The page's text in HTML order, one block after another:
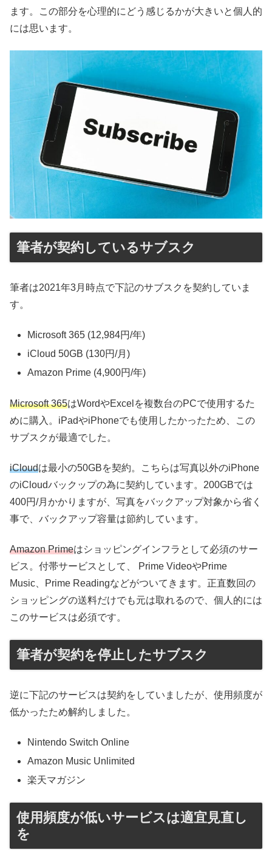
ます。この部分を心理的にどう感じるかが大きいと個人的
には思います。
筆者が契約しているサブスク
筆者は2021年3月時点で下記のサブスクを契約していま
す。
Microsoft 365 (12,984円/年)
iCloud 50GB (130円/月)
Amazon Prime (4,900円/年)
Microsoft 365はWordやExcelを複数台のPCで使用するた
めに購入。iPadやiPhoneでも使用したかったため、この
サブスクが最適でした。
iCloudは最小の50GBを契約。こちらは写真以外のiPhone
のiCloudバックップの為に契約しています。200GBでは
400円/月かかりますが、写真をバックアップ対象から省く
事で、バックアップ容量は節約しています。
Amazon Primeはショッピングインフラとして必須のサー
ビス。付帯サービスとして、 Prime VideoやPrime
Music、Prime Readingなどがついてきます。正直数回の
ショッピングの送料だけでも元は取れるので、個人的には
このサービスは必須です。
筆者が契約を停止したサブスク
逆に下記のサービスは契約をしていましたが、使用頻度が
低かったため解約しました。
Nintendo Switch Online
Amazon Music Unlimited
楽天マガジン
使用頻度が低いサービスは適宜見直し
を